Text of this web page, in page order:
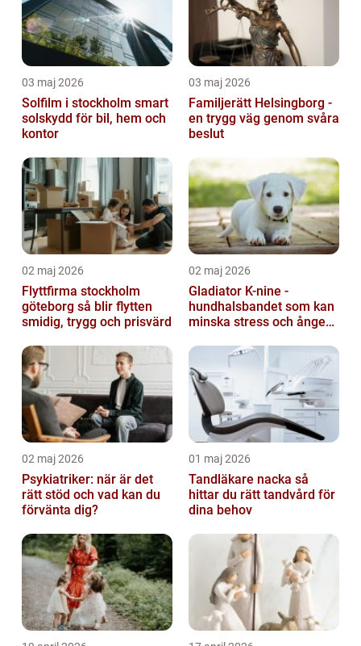
03 maj 2026
Solfilm i stockholm smart
solskydd för bil, hem och
kontor
03 maj 2026
Familjerätt Helsingborg -
en trygg väg genom svåra
beslut
02 maj 2026
Flyttfirma stockholm
göteborg så blir flytten
smidig, trygg och prisvärd
02 maj 2026
Gladiator K-nine -
hundhalsbandet som kan
minska stress och ångest
02 maj 2026
Psykiatriker: när är det
rätt stöd och vad kan du
förvänta dig?
01 maj 2026
Tandläkare nacka så
hittar du rätt tandvård för
dina behov